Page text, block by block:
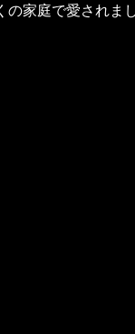
の家庭で愛されま